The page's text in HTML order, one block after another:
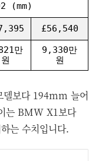
(mm)
£56,540
만
원
9,330만
원
보다 194mm 늘어
는 BMW X1보다
는 수치입니다.